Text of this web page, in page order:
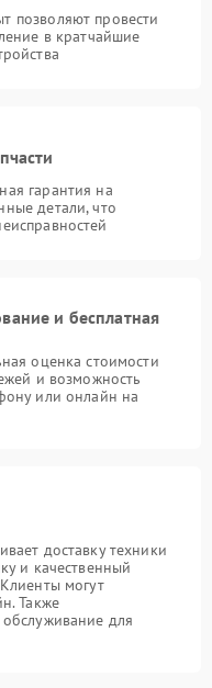
позволяют провести
в кратчайшие
гарантия на
детали, что
и бесплатная
оценка стоимости
и возможность
или онлайн на
доставку техники
и качественный
могут
Также
обслуживание для